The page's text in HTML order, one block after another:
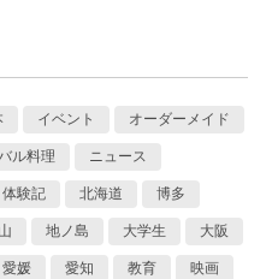
イベント オーダーメイド
ル料理 ニュース
体験記 北海道 博多
地ノ島 大学生 大阪
愛媛 愛知 教育 映画